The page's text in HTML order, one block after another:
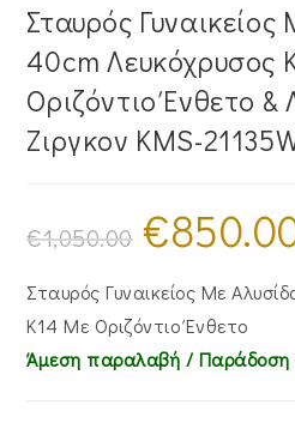
Σταυρός
40cm Λευκόχρυσος
Οριζόντιο Ένθετο &
Ζιργκον KMS-
€1,050.00
Original
price
was:
€
Σταυρός Γυναικείος Με
Κ14 Με Οριζόντιο Ένθετο
Άμεση παραλαβή / Παράδoση